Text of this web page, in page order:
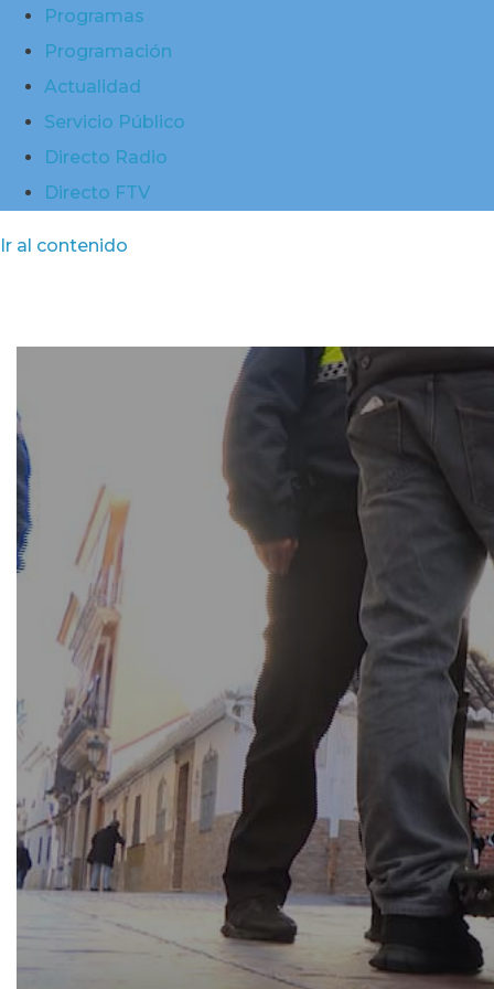
Programas
Programación
Actualidad
Servicio Público
Directo Radio
Directo FTV
Ir al contenido